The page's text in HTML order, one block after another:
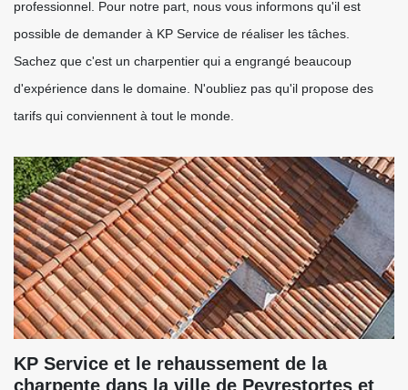
professionnel. Pour notre part, nous vous informons qu'il est
possible de demander à KP Service de réaliser les tâches.
Sachez que c'est un charpentier qui a engrangé beaucoup
d'expérience dans le domaine. N'oubliez pas qu'il propose des
tarifs qui conviennent à tout le monde.
KP Service et le rehaussement de la
charpente dans la ville de Peyrestortes et